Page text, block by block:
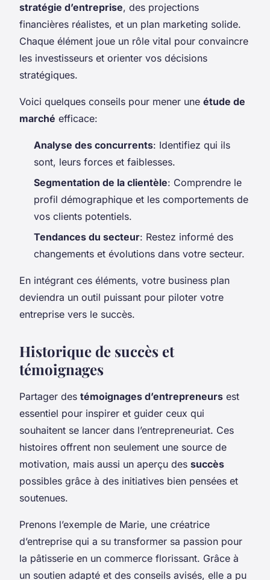
stratégie d’entreprise, des projections
financières réalistes, et un plan marketing solide.
Chaque élément joue un rôle vital pour convaincre
les investisseurs et orienter vos décisions
stratégiques.
Voici quelques conseils pour mener une étude de
marché efficace:
Analyse des concurrents: Identifiez qui ils
sont, leurs forces et faiblesses.
Segmentation de la clientèle: Comprendre le
profil démographique et les comportements de
vos clients potentiels.
Tendances du secteur: Restez informé des
changements et évolutions dans votre secteur.
En intégrant ces éléments, votre business plan
deviendra un outil puissant pour piloter votre
entreprise vers le succès.
Historique de succès et
témoignages
Partager des témoignages d’entrepreneurs est
essentiel pour inspirer et guider ceux qui
souhaitent se lancer dans l’entrepreneuriat. Ces
histoires offrent non seulement une source de
motivation, mais aussi un aperçu des succès
possibles grâce à des initiatives bien pensées et
soutenues.
Prenons l’exemple de Marie, une créatrice
d’entreprise qui a su transformer sa passion pour
la pâtisserie en un commerce florissant. Grâce à
un soutien adapté et des conseils avisés, elle a pu